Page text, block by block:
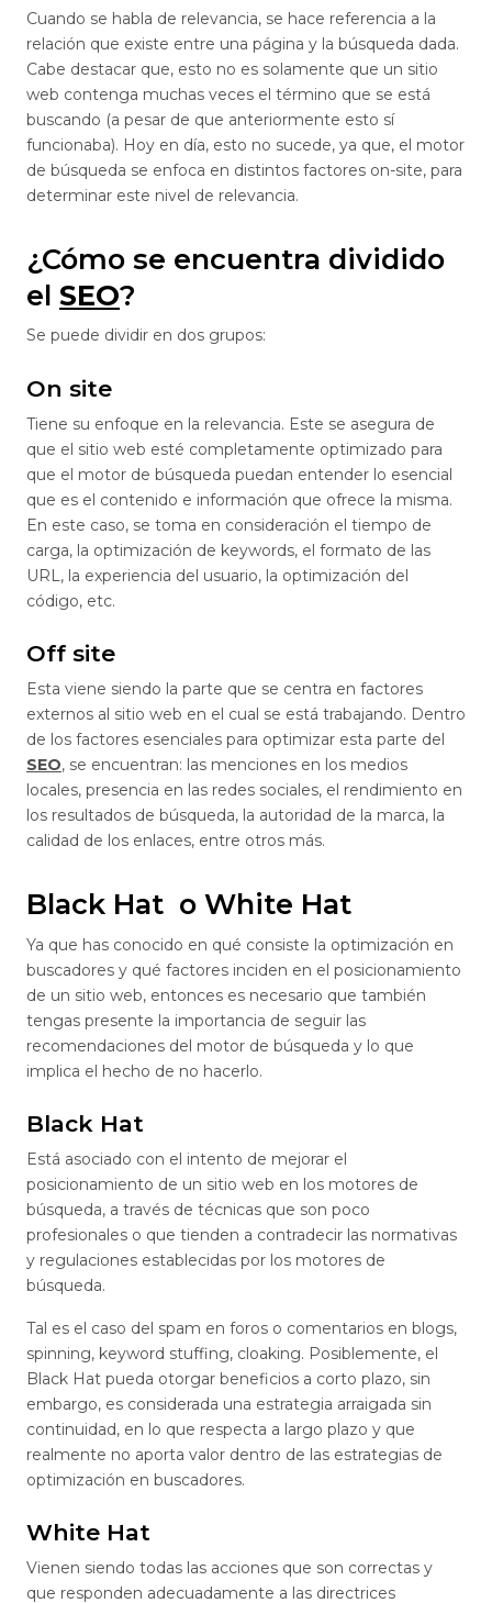
Cuando se habla de relevancia, se hace referencia a la
relación que existe entre una página y la búsqueda dada.
Cabe destacar que, esto no es solamente que un sitio
web contenga muchas veces el término que se está
buscando (a pesar de que anteriormente esto sí
funcionaba). Hoy en día, esto no sucede, ya que, el motor
de búsqueda se enfoca en distintos factores on-site, para
determinar este nivel de relevancia.
¿Cómo se encuentra dividido
el SEO?
Se puede dividir en dos grupos:
On site
Tiene su enfoque en la relevancia. Este se asegura de
que el sitio web esté completamente optimizado para
que el motor de búsqueda puedan entender lo esencial
que es el contenido e información que ofrece la misma.
En este caso, se toma en consideración el tiempo de
carga, la optimización de keywords, el formato de las
URL, la experiencia del usuario, la optimización del
código, etc.
Off site
Esta viene siendo la parte que se centra en factores
externos al sitio web en el cual se está trabajando. Dentro
de los factores esenciales para optimizar esta parte del
SEO, se encuentran: las menciones en los medios
locales, presencia en las redes sociales, el rendimiento en
los resultados de búsqueda, la autoridad de la marca, la
calidad de los enlaces, entre otros más.
Black Hat o White Hat
Ya que has conocido en qué consiste la optimización en
buscadores y qué factores inciden en el posicionamiento
de un sitio web, entonces es necesario que también
tengas presente la importancia de seguir las
recomendaciones del motor de búsqueda y lo que
implica el hecho de no hacerlo.
Black Hat
Está asociado con el intento de mejorar el
posicionamiento de un sitio web en los motores de
búsqueda, a través de técnicas que son poco
profesionales o que tienden a contradecir las normativas
y regulaciones establecidas por los motores de
búsqueda.
Tal es el caso del spam en foros o comentarios en blogs,
spinning, keyword stuffing, cloaking. Posiblemente, el
Black Hat pueda otorgar beneficios a corto plazo, sin
embargo, es considerada una estrategia arraigada sin
continuidad, en lo que respecta a largo plazo y que
realmente no aporta valor dentro de las estrategias de
optimización en buscadores.
White Hat
Vienen siendo todas las acciones que son correctas y
que responden adecuadamente a las directrices